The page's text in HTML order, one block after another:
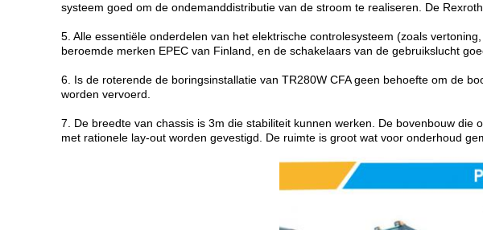
systeem goed om de ondemanddistributie van de stroom te realiseren. De
5. Alle essentiële onderdelen van het elektrische controlesysteem (zoals
beroemde merken EPEC van Finland, en de schakelaars van de gebruikslucht
6. Is de roterende de boringsinstallatie van TR280W CFA geen behoefte om de
worden vervoerd.
7. De breedte van chassis is 3m die stabiliteit kunnen werken. De bovenbouw
met rationele lay-out worden gevestigd. De ruimte is groot wat voor onderhoud